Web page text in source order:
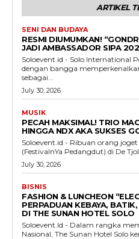
ARTIKEL
SENI DAN BUDAYA
RESMI DIUMUMKAN!
JADI AMBASSADOR SIPA
Soloevent.id - Solo International
dengan bangga
sebagai...
July 30, 2026
MUSIK
PECAH MAKSIMAL! TRIO
HINGGA NDX AKA SUKSES
Soloevent.id - Ribuan orang
(FestivalnYa Pedangdut) di De
July 30, 2026
BISNIS
FASHION & LUNCHEON
PERPADUAN KEBAYA,
DI THE SUNAN HOTEL SOLO
Soloevent.Id - Dalam rangka
Nasional, The Sunan Hotel Solo